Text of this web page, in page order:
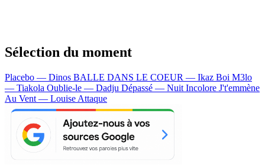
Sélection du moment
Placebo — Dinos BALLE DANS LE COEUR — Ikaz Boi M3lo
— Tiakola Oublie-le — Dadju Dépassé — Nuit Incolore J't'emmène
Au Vent — Louise Attaque